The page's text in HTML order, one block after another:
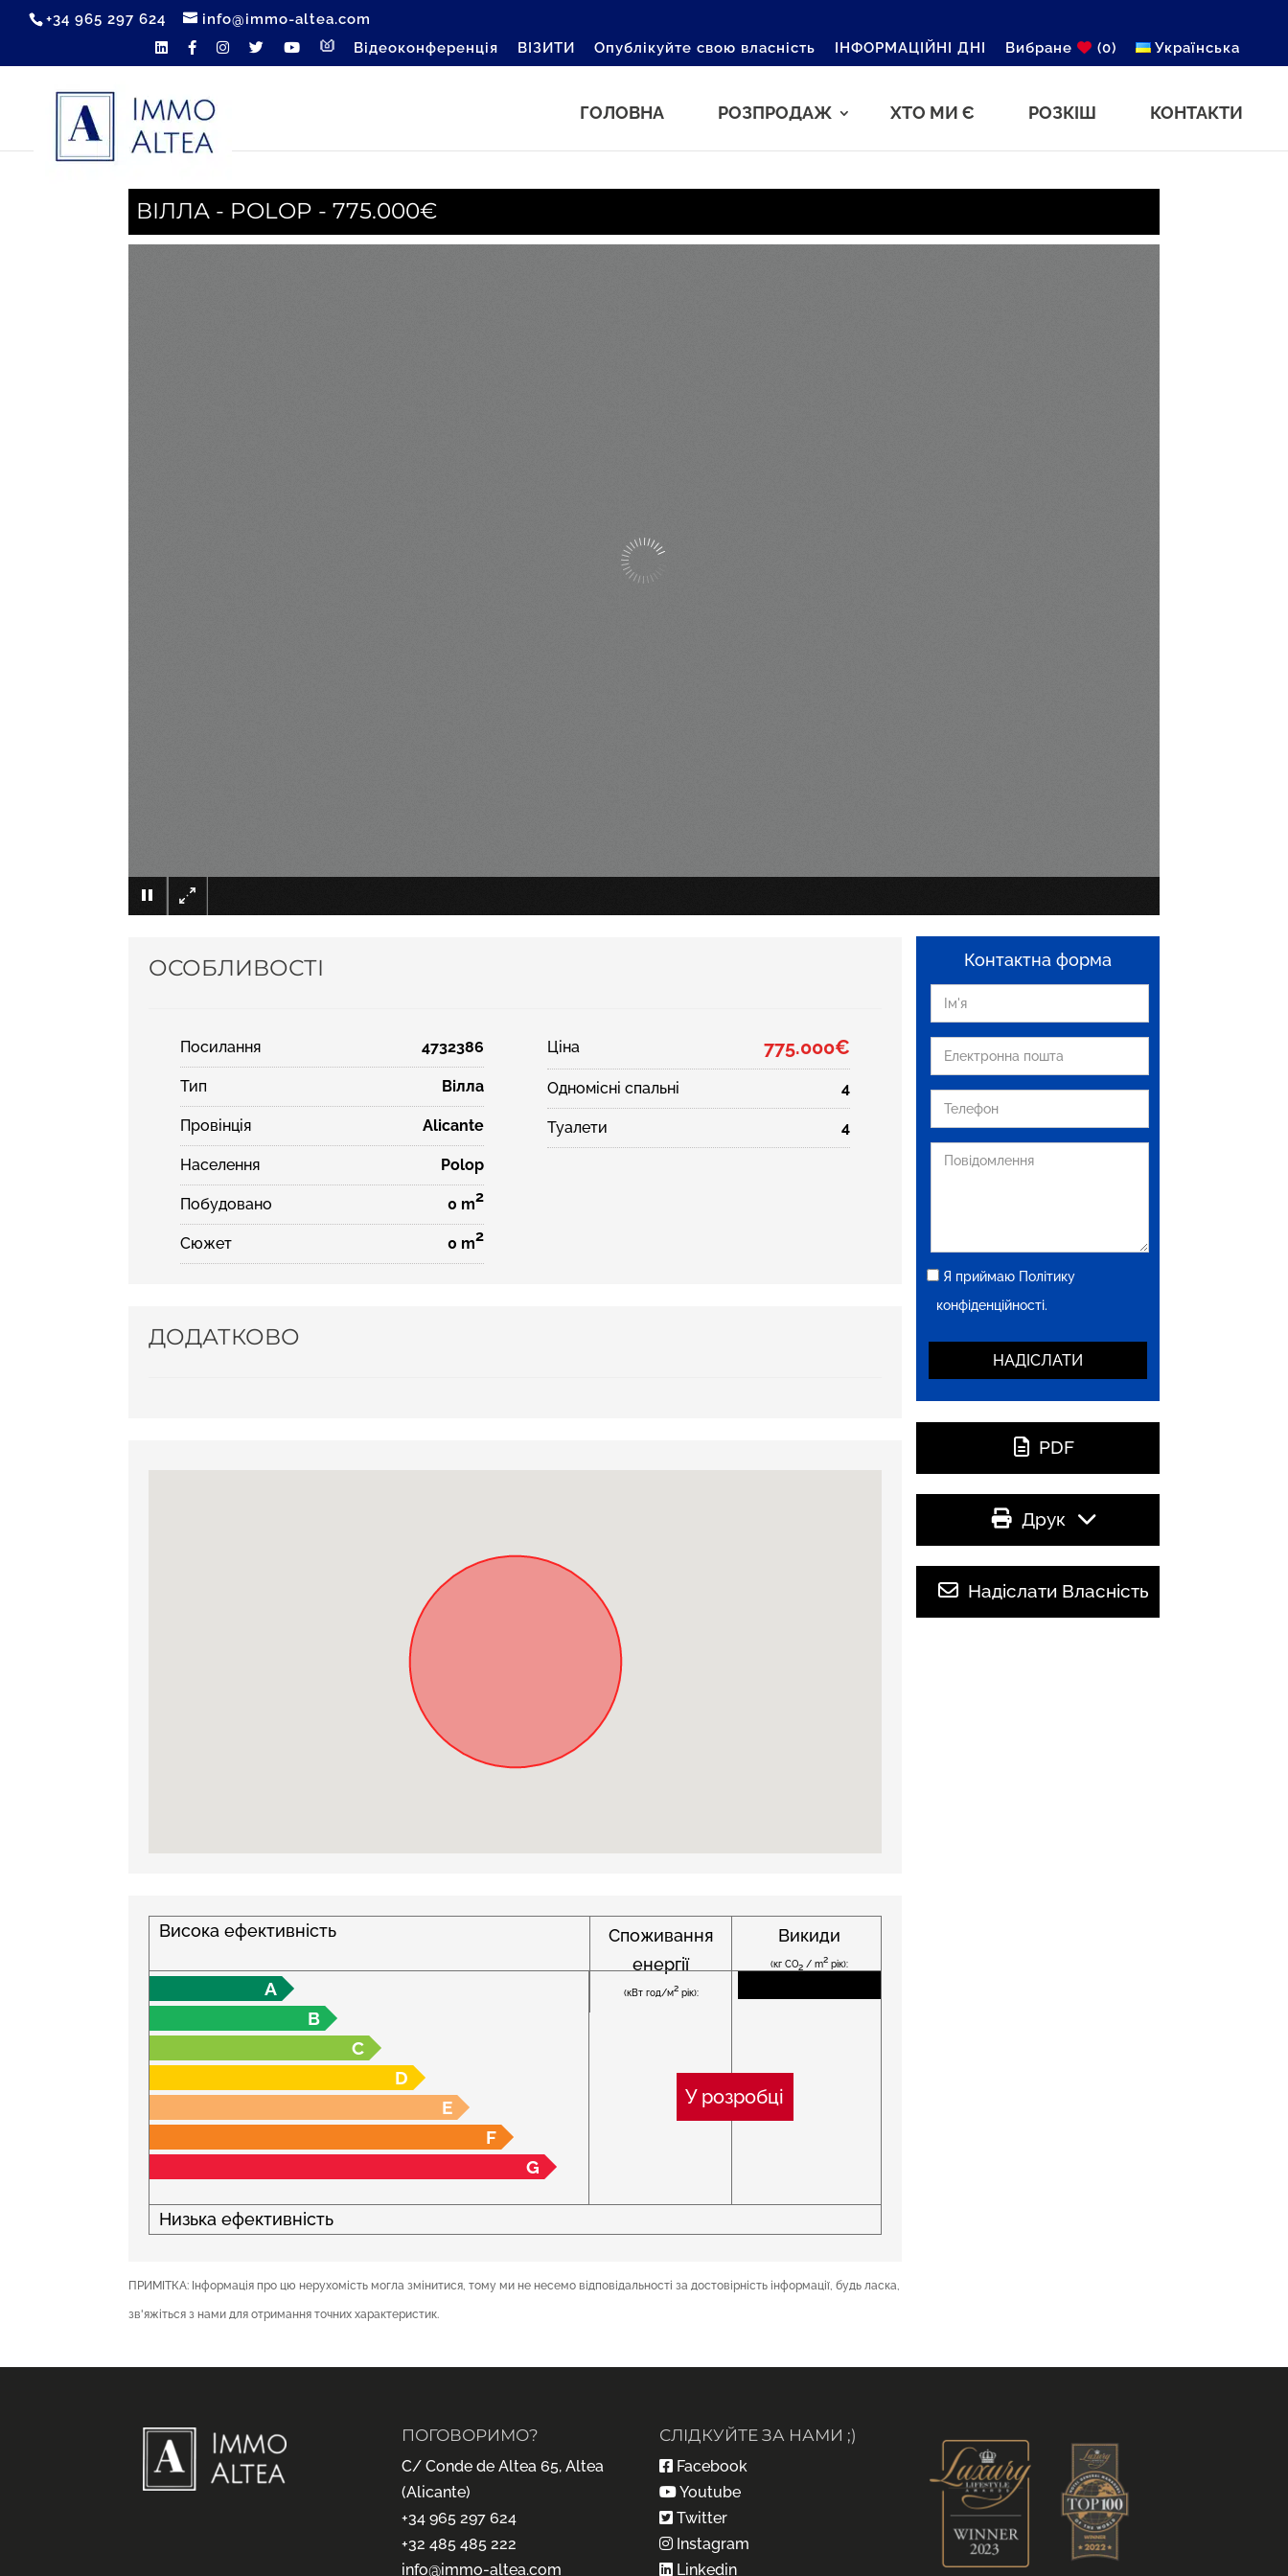
+34 965 297 624
info@immo-altea.com
Відеоконференція
ВІЗИТИ Опублікуйте свою власність ІНФОРМАЦІЙНІ ДНІ Вибране (0) Українська
ГОЛОВНА РОЗПРОДАЖ ХТО МИ Є РОЗКІШ КОНТАКТИ
ВІЛЛА - POLOP - 775.000€
ОСОБЛИВОСТІ
Посилання 4732386
Тип Вілла
Провінція Alicante
Населення Polop
Побудовано 0 m2
Сюжет 0 m2
Ціна 775.000€
Одномісні спальні 4
Туалети 4
ДОДАТКОВО
Висока ефективність
Споживання
енергії
(кВт год/м2рік):
Викиди
(кг CO2/ m2рік):
A
B
C
D
E
F
G
Низька ефективність
У розробці
Контактна форма
Я приймаю Політику
конфіденційності.
PDF
Друк
Надіслати Власність
ПРИМІТКА: Інформація про цю нерухомість могла змінитися, тому ми не несемо відповідальності за достовірність інформації, будь ласка,
зв'яжіться з нами для отримання точних характеристик.
ПОГОВОРИМО?
C/ Conde de Altea 65, Altea
(Alicante)
+34 965 297 624
+32 485 485 222
info@immo-altea.com
СЛІДКУЙТЕ ЗА НАМИ ;)
Facebook
Youtube
Twitter
Instagram
Linkedin